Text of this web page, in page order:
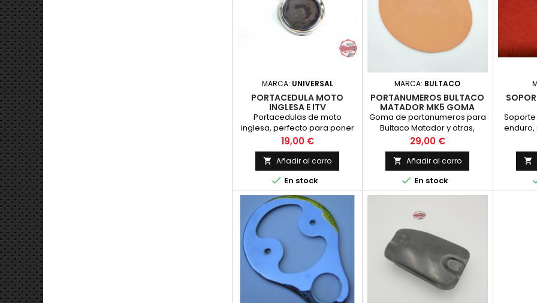
MARCA: UNIVERSAL
PORTACEDULA MOTO
INGLESA E ITV
Portacedulas de moto
inglesa, perfecto para poner
la pegatina de la ITV en su
interior, realizado
Precio
19,00 €
 Añadir al carro
 En stock
MARCA: BULTACO
PORTANUMEROS BULTACO
MATADOR MK5 GOMA
Goma de portanumeros para
Bultaco Matador y otras,
fabricada en goma de color
"naranja claro" como la
original. Nueva
Precio
29,00 €
 Añadir al carro
 En stock
Soporte
cincado
